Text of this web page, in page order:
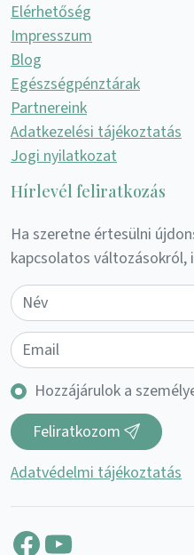
Elérhetőség
Impresszum
Blog
Egészségpénztárak
Partnereink
Adatkezelési tájékoztatás
Jogi nyilatkozat
Hírlevél feliratkozás
Ha szeretne értesülni
kapcsolatos változásokról,
Hozzájárulok a
Feliratkozom
Adatvédelmi tájékoztatás
Facebook
YouTube